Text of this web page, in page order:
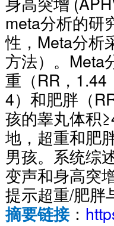
meta分析的研
性，Meta分析
方法）。Meta
重（RR，1.44
4）和肥胖（
孩的睾丸体积
地，超重和肥
男孩。系统综
变声和身高突
提示超重/肥胖
摘要链接：